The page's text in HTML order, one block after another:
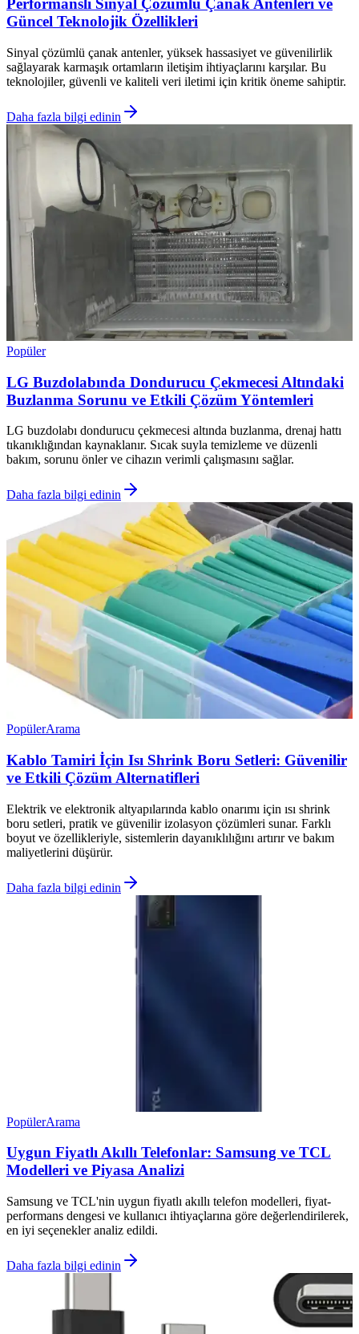
Performanslı Sinyal Çözümlü Çanak Antenleri ve
Güncel Teknolojik Özellikleri
Sinyal çözümlü çanak antenler, yüksek hassasiyet ve güvenilirlik
sağlayarak karmaşık ortamların iletişim ihtiyaçlarını karşılar. Bu
teknolojiler, güvenli ve kaliteli veri iletimi için kritik öneme sahiptir.
Daha fazla bilgi edinin
Popüler
LG Buzdolabında Dondurucu Çekmecesi Altındaki
Buzlanma Sorunu ve Etkili Çözüm Yöntemleri
LG buzdolabı dondurucu çekmecesi altında buzlanma, drenaj hattı
tıkanıklığından kaynaklanır. Sıcak suyla temizleme ve düzenli
bakım, sorunu önler ve cihazın verimli çalışmasını sağlar.
Daha fazla bilgi edinin
PopülerArama
Kablo Tamiri İçin Isı Shrink Boru Setleri: Güvenilir
ve Etkili Çözüm Alternatifleri
Elektrik ve elektronik altyapılarında kablo onarımı için ısı shrink
boru setleri, pratik ve güvenilir izolasyon çözümleri sunar. Farklı
boyut ve özellikleriyle, sistemlerin dayanıklılığını artırır ve bakım
maliyetlerini düşürür.
Daha fazla bilgi edinin
PopülerArama
Uygun Fiyatlı Akıllı Telefonlar: Samsung ve TCL
Modelleri ve Piyasa Analizi
Samsung ve TCL'nin uygun fiyatlı akıllı telefon modelleri, fiyat-
performans dengesi ve kullanıcı ihtiyaçlarına göre değerlendirilerek,
en iyi seçenekler analiz edildi.
Daha fazla bilgi edinin